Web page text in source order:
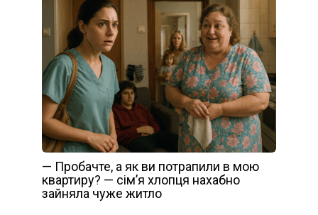
— Пробачте, а як ви потрапили в мою
квартиру? — сім’я хлопця нахабно
зайняла чуже житло